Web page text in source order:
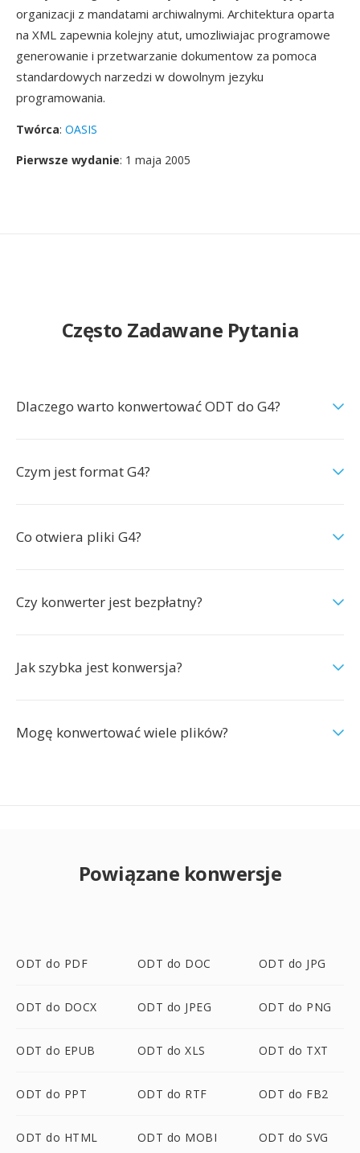
organizacji z mandatami archiwalnymi. Architektura oparta
na XML zapewnia kolejny atut, umozliwiajac programowe
generowanie i przetwarzanie dokumentow za pomoca
standardowych narzedzi w dowolnym jezyku
programowania.
Twórca: OASIS
Pierwsze wydanie: 1 maja 2005
Często Zadawane Pytania
Dlaczego warto konwertować ODT do G4?
Czym jest format G4?
Co otwiera pliki G4?
Czy konwerter jest bezpłatny?
Jak szybka jest konwersja?
Mogę konwertować wiele plików?
Powiązane konwersje
ODT do PDF ODT do DOC ODT do JPG
ODT do DOCX ODT do JPEG ODT do PNG
ODT do EPUB ODT do XLS ODT do TXT
ODT do PPT ODT do RTF ODT do FB2
ODT do HTML ODT do MOBI ODT do SVG